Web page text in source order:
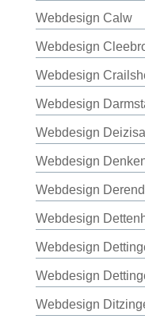
Webdesign Calw
Webdesign
Webdesign
Webdesign
Webdesign
Webdesign
Webdesign
Webdesign
Webdesign
Webdesign
Webdesign